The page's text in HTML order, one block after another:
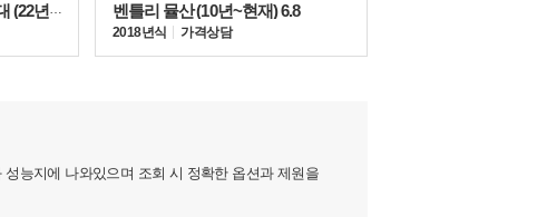
랜드로버 레인지로버 5세대 (22년~현재) 3.0 P550e
벤틀리 뮬산 (10년~현재) 6.8
2018년식 가격상담
능지에 나와있으며 조회 시 정확한 옵션과 제원을